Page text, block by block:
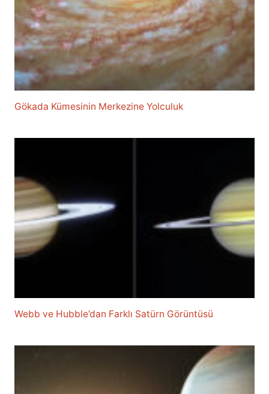
Gökada Kümesinin Merkezine Yolculuk
Webb ve Hubble’dan Farklı Satürn Görüntüsü